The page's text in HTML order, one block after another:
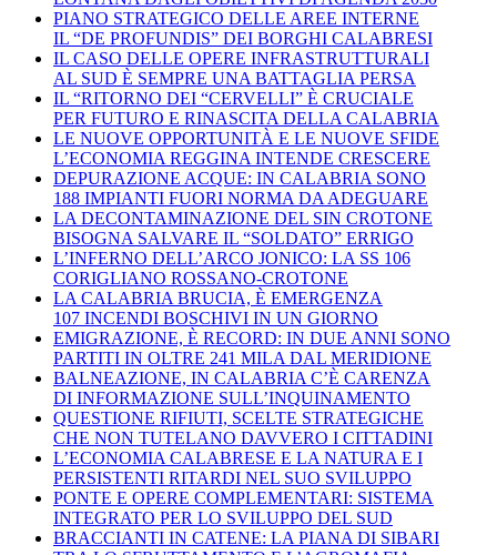
PIANO STRATEGICO DELLE AREE INTERNE
IL “DE PROFUNDIS” DEI BORGHI CALABRESI
IL CASO DELLE OPERE INFRASTRUTTURALI
AL SUD È SEMPRE UNA BATTAGLIA PERSA
IL “RITORNO DEI “CERVELLI” È CRUCIALE
PER FUTURO E RINASCITA DELLA CALABRIA
LE NUOVE OPPORTUNITÀ E LE NUOVE SFIDE
L’ECONOMIA REGGINA INTENDE CRESCERE
DEPURAZIONE ACQUE: IN CALABRIA SONO
188 IMPIANTI FUORI NORMA DA ADEGUARE
LA DECONTAMINAZIONE DEL SIN CROTONE
BISOGNA SALVARE IL “SOLDATO” ERRIGO
L’INFERNO DELL’ARCO JONICO: LA SS 106
CORIGLIANO ROSSANO-CROTONE
LA CALABRIA BRUCIA, È EMERGENZA
107 INCENDI BOSCHIVI IN UN GIORNO
EMIGRAZIONE, È RECORD: IN DUE ANNI SONO
PARTITI IN OLTRE 241 MILA DAL MERIDIONE
BALNEAZIONE, IN CALABRIA C’È CARENZA
DI INFORMAZIONE SULL’INQUINAMENTO
QUESTIONE RIFIUTI, SCELTE STRATEGICHE
CHE NON TUTELANO DAVVERO I CITTADINI
L’ECONOMIA CALABRESE E LA NATURA E I
PERSISTENTI RITARDI NEL SUO SVILUPPO
PONTE E OPERE COMPLEMENTARI: SISTEMA
INTEGRATO PER LO SVILUPPO DEL SUD
BRACCIANTI IN CATENE: LA PIANA DI SIBARI